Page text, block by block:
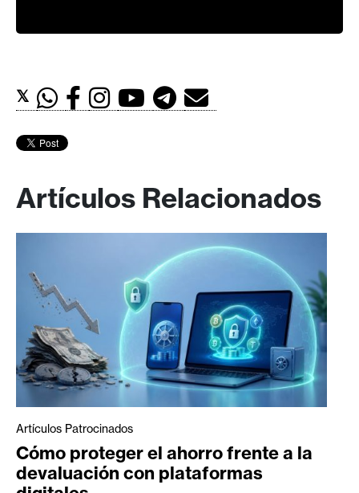
𝕏
Artículos Relacionados
Artículos Patrocinados
Cómo proteger el ahorro frente a la
devaluación con plataformas